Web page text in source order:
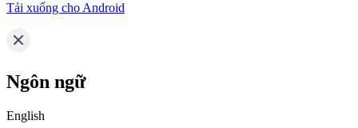
Tải xuống cho Android
Ngôn ngữ
English